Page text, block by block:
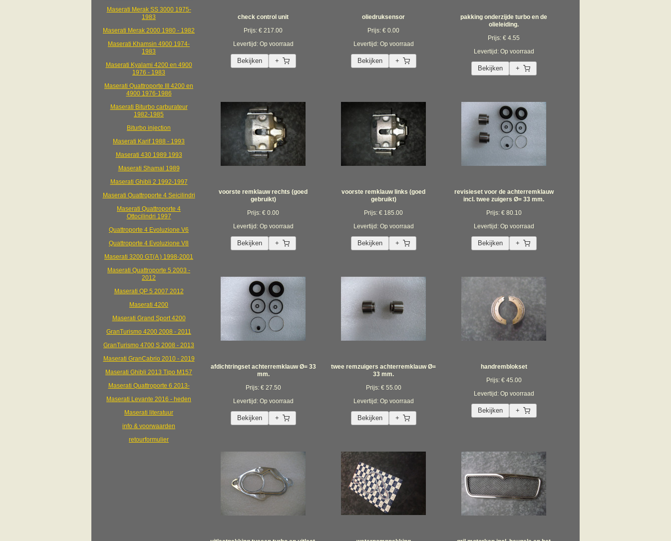
Maserati Merak SS 3000 1975-
1983
Maserati Merak 2000 1980 - 1982
Maserati Khamsin 4900 1974-
1983
Maserati Kyalami 4200 en 4900
1976 - 1983
Maserati Quattroporte III 4200 en
4900 1976-1986
Maserati Biturbo carburateur
1982-1985
Biturbo injection
Maserati Karif 1988 - 1993
Maserati 430 1989 1993
Maserati Shamal 1989
Maserati Ghibli 2 1992-1997
Maserati Quattroporte 4 Seicilindri
Maserati Quattroporte 4
Ottocilindri 1997
Quattroporte 4 Evoluzione V6
Quattroporte 4 Evoluzione V8
Maserati 3200 GT(A ) 1998-2001
Maserati Quattroporte 5 2003 -
2012
Maserati QP 5 2007 2012
Maserati 4200
Maserati Grand Sport 4200
GranTurismo 4200 2008 - 2011
GranTurismo 4700 S 2008 - 2013
Maserati GranCabrio 2010 - 2019
Maserati Ghibli 2013 Tipo M157
Maserati Quattroporte 6 2013-
Maserati Levante 2016 - heden
Maserati literatuur
info & voorwaarden
retourformulier
check control unit
Prijs: € 217.00
Levertijd: Op voorraad
Bekijken +
oliedruksensor
Prijs: € 0.00
Levertijd: Op voorraad
Bekijken +
pakking onderzijde turbo en de
olieleiding.
Prijs: € 4.55
Levertijd: Op voorraad
Bekijken +
voorste remklauw rechts (goed
gebruikt)
Prijs: € 0.00
Levertijd: Op voorraad
Bekijken +
voorste remklauw links (goed
gebruikt)
Prijs: € 185.00
Levertijd: Op voorraad
Bekijken +
revisieset voor de achterremklauw
incl. twee zuigers Ø= 33 mm.
Prijs: € 80.10
Levertijd: Op voorraad
Bekijken +
afdichtringset achterremklauw Ø= 33
mm.
Prijs: € 27.50
Levertijd: Op voorraad
Bekijken +
twee remzuigers achterremklauw Ø=
33 mm.
Prijs: € 55.00
Levertijd: Op voorraad
Bekijken +
handremblokset
Prijs: € 45.00
Levertijd: Op voorraad
Bekijken +